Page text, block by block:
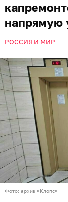
напрямую
РОССИЯ И МИР
Фото: архив «Клопс»